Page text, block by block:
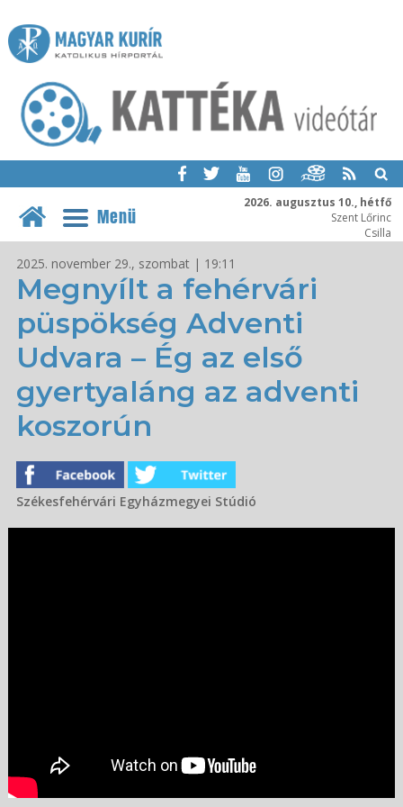
2026. augusztus 10., hétfő
Szent Lőrinc
Csilla
Menü
2025. november 29., szombat | 19:11
Megnyílt a fehérvári
püspökség Adventi
Udvara – Ég az első
gyertyaláng az adventi
koszorún
Székesfehérvári Egyházmegyei Stúdió